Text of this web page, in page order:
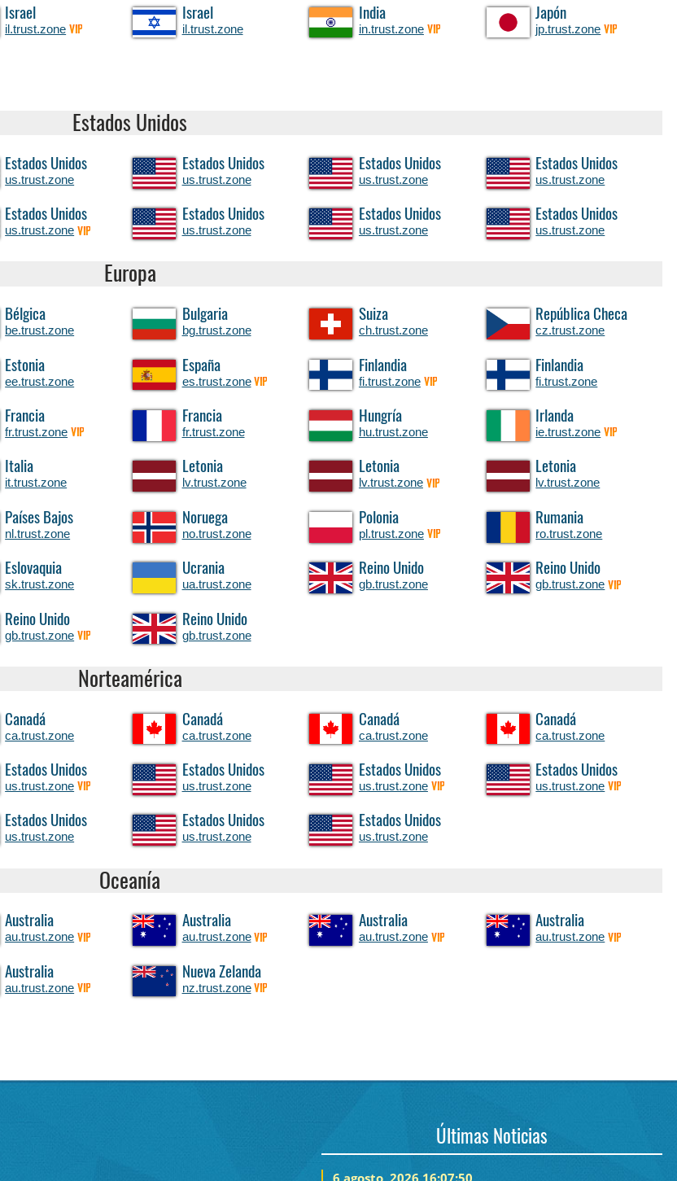
Israel
il.trust.zone VIP
Israel
il.trust.zone
India
in.trust.zone VIP
Japón
jp.trust.zone VIP
Estados Unidos
Estados Unidos
us.trust.zone
Estados Unidos
us.trust.zone
Estados Unidos
us.trust.zone
Estados Unidos
us.trust.zone
Estados Unidos
us.trust.zone VIP
Estados Unidos
us.trust.zone
Estados Unidos
us.trust.zone
Estados Unidos
us.trust.zone
Europa
Bélgica
be.trust.zone
Bulgaria
bg.trust.zone
Suiza
ch.trust.zone
República Checa
cz.trust.zone
Estonia
ee.trust.zone
España
es.trust.zone VIP
Finlandia
fi.trust.zone VIP
Finlandia
fi.trust.zone
Francia
fr.trust.zone VIP
Francia
fr.trust.zone
Hungría
hu.trust.zone
Irlanda
ie.trust.zone VIP
Italia
it.trust.zone
Letonia
lv.trust.zone
Letonia
lv.trust.zone VIP
Letonia
lv.trust.zone
Países Bajos
nl.trust.zone
Noruega
no.trust.zone
Polonia
pl.trust.zone VIP
Rumania
ro.trust.zone
Eslovaquia
sk.trust.zone
Ucrania
ua.trust.zone
Reino Unido
gb.trust.zone
Reino Unido
gb.trust.zone VIP
Reino Unido
gb.trust.zone VIP
Reino Unido
gb.trust.zone
Norteamérica
Canadá
ca.trust.zone
Canadá
ca.trust.zone
Canadá
ca.trust.zone
Canadá
ca.trust.zone
Estados Unidos
us.trust.zone VIP
Estados Unidos
us.trust.zone
Estados Unidos
us.trust.zone VIP
Estados Unidos
us.trust.zone VIP
Estados Unidos
us.trust.zone
Estados Unidos
us.trust.zone
Estados Unidos
us.trust.zone
Oceanía
Australia
au.trust.zone VIP
Australia
au.trust.zone VIP
Australia
au.trust.zone VIP
Australia
au.trust.zone VIP
Australia
au.trust.zone VIP
Nueva Zelanda
nz.trust.zone VIP
Últimas Noticias